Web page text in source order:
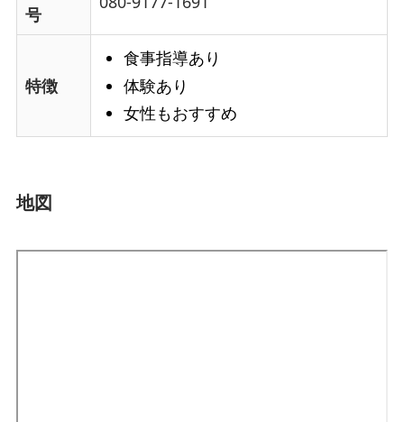
号
特徴
食事指導あり
体験あり
女性もおすすめ
地図